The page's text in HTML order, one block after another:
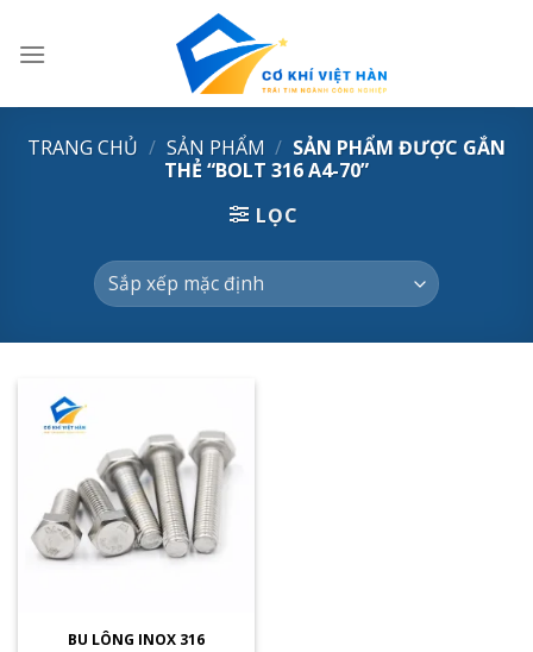
TRANG CHỦ / SẢN PHẨM / SẢN PHẨM ĐƯỢC GẮN
THẺ “BOLT 316 A4-70”
LỌC
BU LÔNG INOX 316